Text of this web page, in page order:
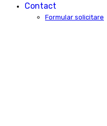
Contact
Formular solicitare